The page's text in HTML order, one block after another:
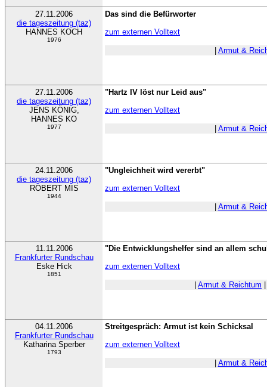
27.11.2006
die tageszeitung (taz)
HANNES KOCH
1976
Das sind die Befürworter
zum externen Volltext
Armut &
27.11.2006
die tageszeitung (taz)
JENS KÖNIG,
HANNES KO
1977
"Hartz IV löst nur Leid aus"
zum externen Volltext
Armut &
24.11.2006
die tageszeitung (taz)
ROBERT MIS
1944
"Ungleichheit wird vererbt"
zum externen Volltext
Armut &
11.11.2006
Frankfurter Rundschau
Eske Hick
1851
"Die Entwicklungshelfer sind an allem
zum externen Volltext
Armut & Reichtum
04.11.2006
Frankfurter Rundschau
Katharina Sperber
1793
Streitgespräch: Armut ist kein Schicksal
zum externen Volltext
Armut &